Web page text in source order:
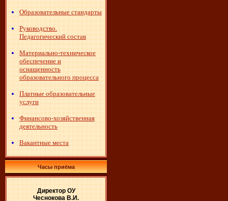
Образовательные стандарты
Руководство.
Педагогический состав
Материально-техническое
обеспечение и
оснащенность
образовательного процесса
Платные образовательные
услуги
Финансово-хозяйственная
деятельность
Вакантные места
Часы приёма
Директор ОУ
Чеснокова В.И.